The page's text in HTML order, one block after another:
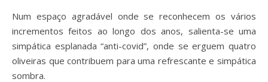
Num espaço agradável onde se reconhecem os vários
incrementos feitos ao longo dos anos, salienta-se uma
simpática esplanada “anti-covid”, onde se erguem quatro
oliveiras que contribuem para uma refrescante e simpática
sombra.